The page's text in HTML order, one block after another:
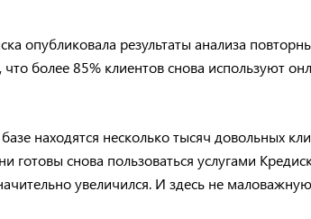
опубликовала результаты анализа
более 85% клиентов снова используют
находятся несколько тысяч довольных
готовы снова пользоваться услугами
увеличился. И здесь не